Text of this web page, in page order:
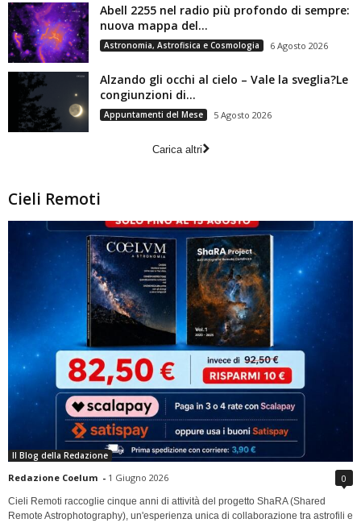
Abell 2255 nel radio più profondo di sempre:
nuova mappa del...
Astronomia, Astrofisica e Cosmologia 6 Agosto 2026
Alzando gli occhi al cielo – Vale la sveglia?Le
congiunzioni di...
Appuntamenti del Mese 5 Agosto 2026
Carica altri
Cieli Remoti
Il Blog della Redazione
Redazione Coelum - 1 Giugno 2026 0
Cieli Remoti raccoglie cinque anni di attività del progetto ShaRA (Shared
Remote Astrophotography), un'esperienza unica di collaborazione tra astrofili e